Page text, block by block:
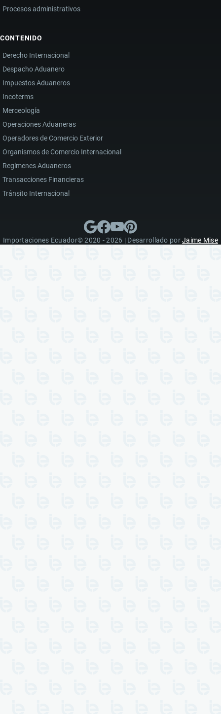
Procesos administrativos
CONTENIDO
Derecho Internacional
Despacho Aduanero
Impuestos Aduaneros
Incoterms
Merceología
Operaciones Aduaneras
Operadores de Comercio Exterior
Organismos de Comercio Internacional
Regímenes Aduaneros
Transacciones Financieras
Tránsito Internacional
Importaciones Ecuador© 2020 - 2026 | Desarrollado porJaime Mise